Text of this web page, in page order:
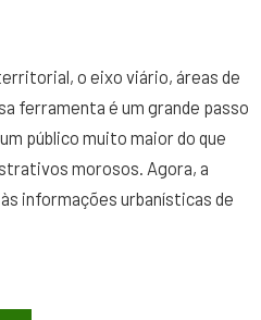
o eixo viário, áreas de
ferramenta é um grande passo
público muito maior do que
morosos. Agora, a
informações urbanísticas de